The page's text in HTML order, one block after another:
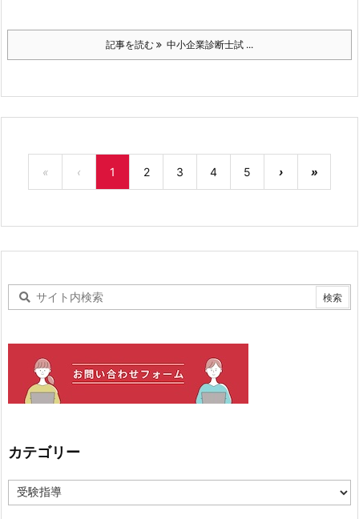
記事を読む 中小企業診断士試 ...
« ‹ 1 2 3 4 5 › »
カテゴリー
カ
テ